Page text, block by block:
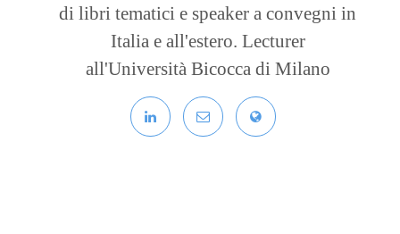
di libri tematici e speaker a convegni in
Italia e all'estero. Lecturer
all'Università Bicocca di Milano